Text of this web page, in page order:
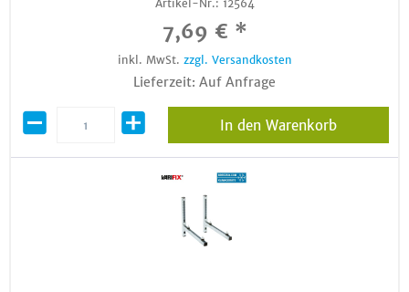
Artikel-Nr.: 12564
7,69 € *
inkl. MwSt. zzgl. Versandkosten
Lieferzeit: Auf Anfrage
In den Warenkorb